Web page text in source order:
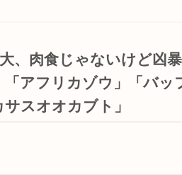
人批判してるゴ...
ない？この時期...
、肉食じゃないけど凶
「アフリカゾウ」「バッ
サスオオカブト」